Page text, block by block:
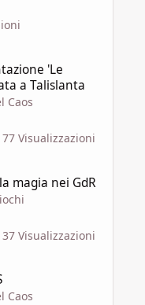
'Le
a Talislanta
Caos
77 Visualizzazioni
magia nei GdR
37 Visualizzazioni
Caos